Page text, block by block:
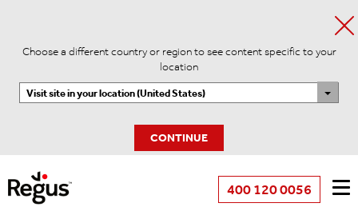
Choose a different country or region to see content specific to your
location
Visit site in your location (United States)
CONTINUE
400 120 0056